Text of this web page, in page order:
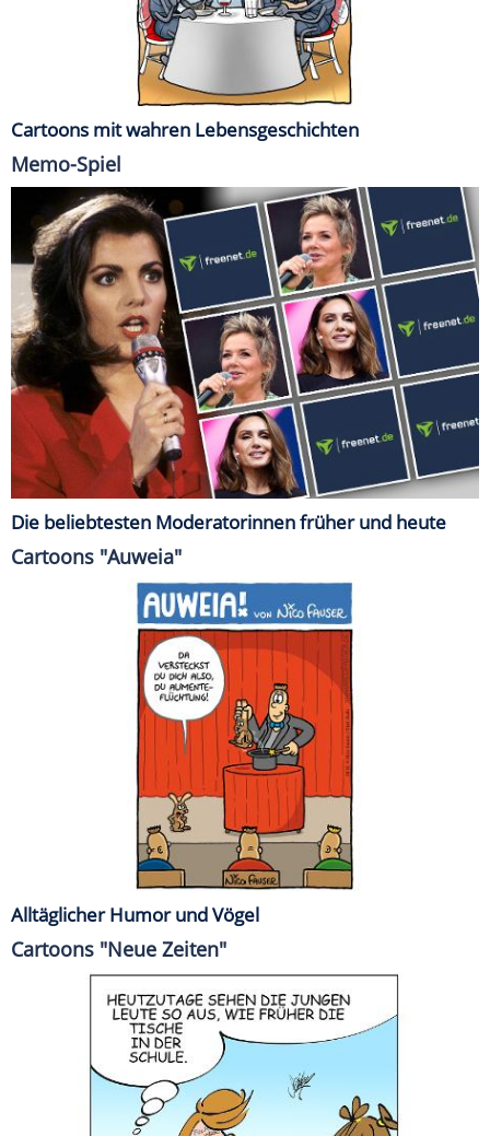
Cartoons mit wahren Lebensgeschichten
Memo-Spiel
Die beliebtesten Moderatorinnen früher und heute
Cartoons "Auweia"
Alltäglicher Humor und Vögel
Cartoons "Neue Zeiten"